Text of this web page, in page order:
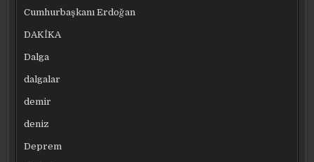
Cumhurbaşkanı Erdoğan
DAKİKA
Dalga
dalgalar
demir
deniz
Deprem